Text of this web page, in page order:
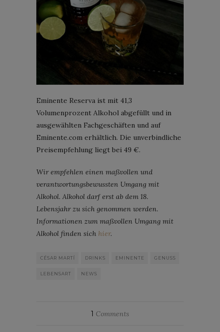
Eminente Reserva ist mit 41,3
Volumenprozent Alkohol abgefüllt und in
ausgewählten Fachgeschäften und auf
Eminente.com erhältlich. Die unverbindliche
Preisempfehlung liegt bei 49 €.
Wir empfehlen einen maßvollen und
verantwortungsbewussten Umgang mit
Alkohol. Alkohol darf erst ab dem 18.
Lebensjahr zu sich genommen werden.
Informationen zum maßvollen Umgang mit
Alkohol finden sich hier.
CÉSAR MARTÍ DRINKS EMINENTE GENUSS
LEBENSART NEWS
1 Comments